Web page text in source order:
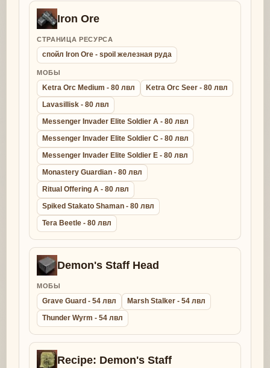
Iron Ore
СТРАНИЦА РЕСУРСА
спойл Iron Ore - spoil железная руда
МОБЫ
Ketra Orc Medium - 80 лвл
Ketra Orc Seer - 80 лвл
Lavasillisk - 80 лвл
Messenger Invader Elite Soldier A - 80 лвл
Messenger Invader Elite Soldier C - 80 лвл
Messenger Invader Elite Soldier E - 80 лвл
Monastery Guardian - 80 лвл
Ritual Offering A - 80 лвл
Spiked Stakato Shaman - 80 лвл
Tera Beetle - 80 лвл
Demon's Staff Head
МОБЫ
Grave Guard - 54 лвл
Marsh Stalker - 54 лвл
Thunder Wyrm - 54 лвл
Recipe: Demon's Staff